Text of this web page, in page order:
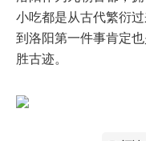
小吃都是从古代繁衍
到洛阳第一件事肯定
胜古迹。